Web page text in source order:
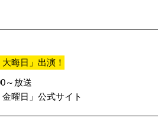
晦日」出演！
～放送
曜日」公式サイト